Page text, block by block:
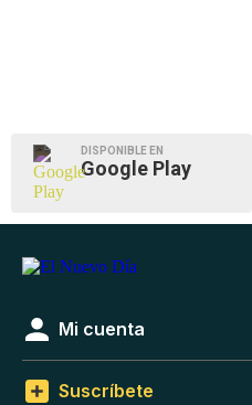
DISPONIBLE EN
Google Play
Mi cuenta
Suscríbete